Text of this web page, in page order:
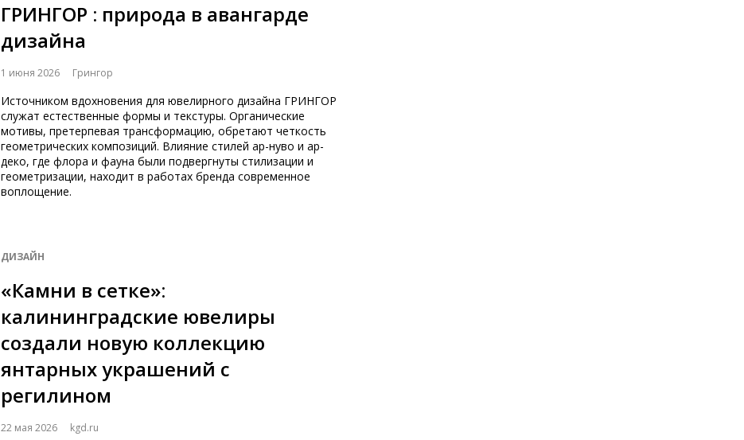
ГРИНГОР : природа в авангарде
дизайна
1 июня 2026 Грингор
Источником вдохновения для ювелирного дизайна ГРИНГОР
служат естественные формы и текстуры. Органические
мотивы, претерпевая трансформацию, обретают четкость
геометрических композиций. Влияние стилей ар-нуво и ар-
деко, где флора и фауна были подвергнуты стилизации и
геометризации, находит в работах бренда современное
воплощение.
ДИЗАЙН
«Камни в сетке»:
калининградские ювелиры
создали новую коллекцию
янтарных украшений с
регилином
22 мая 2026 kgd.ru